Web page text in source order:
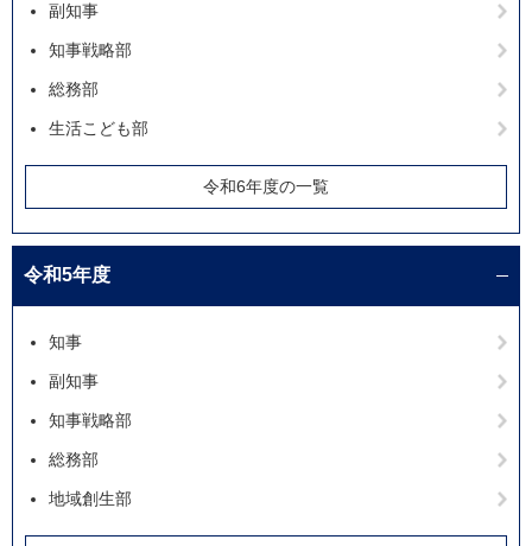
副知事
知事戦略部
総務部
生活こども部
令和6年度の一覧
令和5年度
知事
副知事
知事戦略部
総務部
地域創生部